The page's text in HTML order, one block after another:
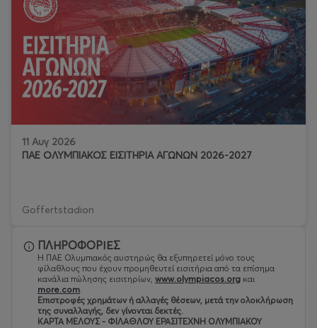
11 Αυγ 2026
ΠΑΕ ΟΛΥΜΠΙΑΚΟΣ ΕΙΣΙΤΗΡΙΑ ΑΓΩΝΩΝ 2026-2027
Goffertstadion
ΠΛΗΡΟΦΟΡΙΕΣ
Η ΠΑΕ Ολυμπιακός αυστηρώς θα εξυπηρετεί μόνο τους
φίλαθλους που έχουν προμηθευτεί εισιτήρια από τα επίσημα
κανάλια πώλησης εισιτηρίων, www.olympiacos.org και
more.com.
Eπιστροφές χρημάτων ή αλλαγές θέσεων, μετά την ολοκλήρωση
της συναλλαγής, δεν γίνονται δεκτές.
ΚΑΡΤΑ ΜΕΛΟΥΣ - ΦΙΛΑΘΛΟΥ ΕΡΑΣΙΤΕΧΝΗ ΟΛΥΜΠΙΑΚΟΥ